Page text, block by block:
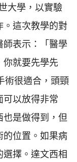
大學，以實驗
。這次教學的對
表示：「醫學
就要先學先
術很適合，頭頸
以放得非常
是做得到，但
的位置。如果病
擇。達文西相